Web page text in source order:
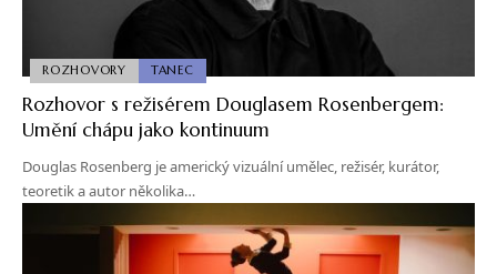
ROZHOVORY TANEC
Rozhovor s režisérem Douglasem Rosenbergem:
Umění chápu jako kontinuum
Douglas Rosenberg je americký vizuální umělec, režisér, kurátor,
teoretik a autor několika…